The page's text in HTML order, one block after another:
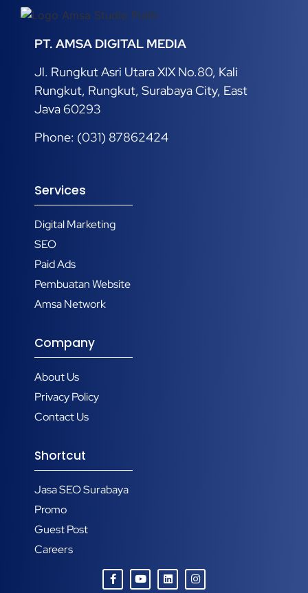
PT. AMSA DIGITAL MEDIA
Jl. Rungkut Asri Utara XIX No.80, Kali
Rungkut, Rungkut, Surabaya City, East
Java 60293
Phone: (031) 87862424
Services
Digital Marketing
SEO
Paid Ads
Pembuatan Website
Amsa Network
Company
About Us
Privacy Policy
Contact Us
Shortcut
Jasa SEO Surabaya
Promo
Guest Post
Careers